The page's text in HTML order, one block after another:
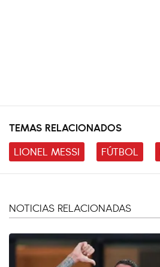
TEMAS RELACIONADOS
LIONEL MESSI
FÚTBOL
NOTICIAS RELACIONADAS